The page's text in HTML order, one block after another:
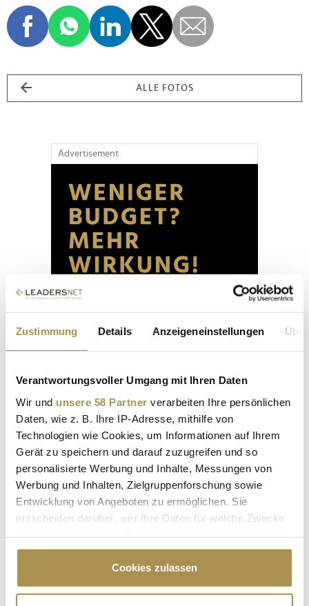
Zustimmung Details Anzeigeneinstellungen
Verantwortungsvoller Umgang mit Ihren Daten
Wir und unsere 58 Partner verarbeiten Ihre persönlichen
Daten, wie z. B. Ihre IP-Adresse, mithilfe von
Technologien wie Cookies, um Informationen auf Ihrem
Gerät zu speichern und darauf zuzugreifen und so
personalisierte Werbung und Inhalte, Messungen von
Werbung und Inhalten, Zielgruppenforschung sowie
Entwicklung von Angeboten zu ermöglichen. Sie
entscheiden darüber, wer Ihre Daten für welche Zwecke
Cookie-Erklärung oder durch Klicken auf das Privacy
Trigger Symbol ändern oder widerrufen
Cookies zulassen
ALLE FOTOS
Advertisement